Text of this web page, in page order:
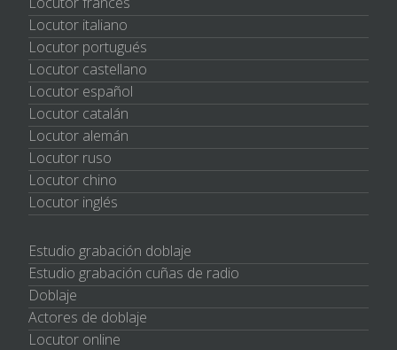
Locutor italiano
Locutor portugués
Locutor castellano
Locutor español
Locutor catalán
Locutor alemán
Locutor ruso
Locutor chino
Locutor inglés
Estudio grabación doblaje
Estudio grabación cuñas de radio
Doblaje
Actores de doblaje
Locutor online